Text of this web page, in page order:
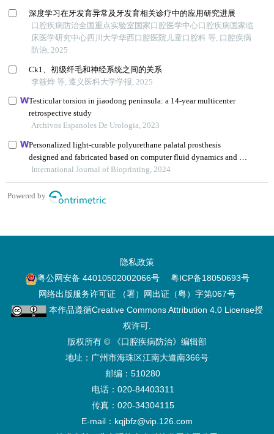
隐私政策
粤公网安备 44010502002066号
粤ICP备18050693号
网络出版服务许可证 （署）网出证（粤）字第067号
本作品遵循Creative Commons Attribution 4.0 License授
权许可.
版权所有 © 《口腔疾病防治》编辑部
地址：广州市海珠区江南大道南366号
邮编：510280
电话：020-84403311
传真：020-34304115
E-mail：kqjbfz@vip.126.com